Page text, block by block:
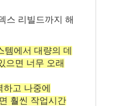
스 리빌드까지 해
템에서 대량의 데
으면 너무 오래
하고 나중에
훨씬 작업시간